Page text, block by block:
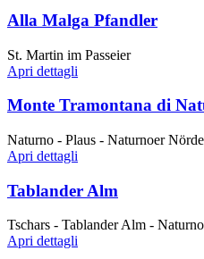
Alla Malga Pfandler
St. Martin im Passeier
Apri dettagli
Monte Tramontana di
Naturno - Plaus - Naturnoer
Apri dettagli
Tablander Alm
Tschars - Tablander Alm - Naturno
Apri dettagli